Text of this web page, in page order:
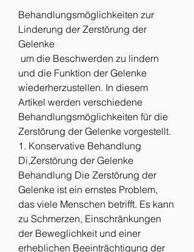
Behandlungsmöglichkeiten zur
Linderung der Zerstörung der
Gelenke
und die Funktion der Gelenke
wiederherzustellen. In diesem
Artikel werden verschiedene
Behandlungsmöglichkeiten für die
Zerstörung der Gelenke vorgestellt.
1. Konservative Behandlung
Di,Zerstörung der Gelenke
Behandlung Die Zerstörung der
Gelenke ist ein ernstes Problem,
das viele Menschen betrifft. Es kann
zu Schmerzen, Einschränkungen
der Beweglichkeit und einer
erheblichen Beeinträchtigung der